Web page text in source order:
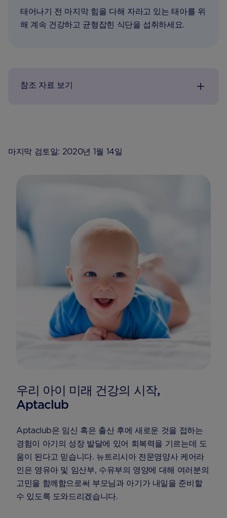
태어나기 전 마지막 힘을 다해 자라고 있는 태아를 위
해 계속 건강하고 균형잡힌 식단을 섭취하세요.
참조 자료 보기
마지막 검토일: 2020년 1월 14일
우리 아이 미래 건강의 시작,
Aptaclub
Aptaclub은 임신 혹은 출산 후에 새로운 것을 접하는
경험이 아기의 성장 발달에 있어 회복력을 기르는데 도
움이 된다고 믿습니다. 뉴트리시아 전문영양사 케어라
인은 영유아 및 임산부, 수유부의 영양에 대해 여러분의
고민을 함께함으로써 부모님과 아기가 내일을 준비할
수 있도록 도와드리겠습니다.